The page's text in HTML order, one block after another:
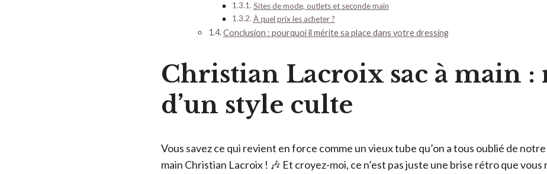
Sites de mode, outlets et seconde main
À quel prix les acheter ?
Conclusion : pourquoi il mérite sa place dans votre dressing
Christian Lacroix sac à main :
d’un style culte
Vous savez ce qui revient en force comme un vieux tube qu’on a tous oublié de notre
main Christian Lacroix ! 🎶 Et croyez-moi, ce n’est pas juste une brise rétro que vous